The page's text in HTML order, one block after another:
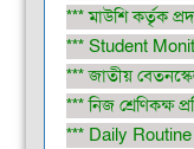
*** মাউশি কর্তৃক
*** Student
*** জাতীয়
*** নিজ শ্রেণিকক্ষ
*** Daily Routine